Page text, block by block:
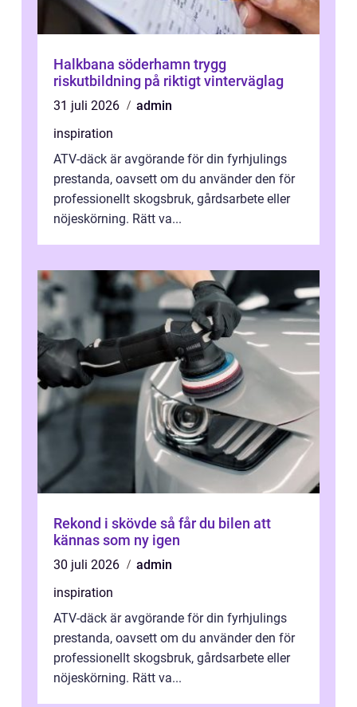
Halkbana söderhamn trygg
riskutbildning på riktigt vinterväglag
31 juli 2026
admin
inspiration
ATV-däck är avgörande för din fyrhjulings
prestanda, oavsett om du använder den för
professionellt skogsbruk, gårdsarbete eller
nöjeskörning. Rätt va...
Rekond i skövde så får du bilen att
kännas som ny igen
30 juli 2026
admin
inspiration
ATV-däck är avgörande för din fyrhjulings
prestanda, oavsett om du använder den för
professionellt skogsbruk, gårdsarbete eller
nöjeskörning. Rätt va...